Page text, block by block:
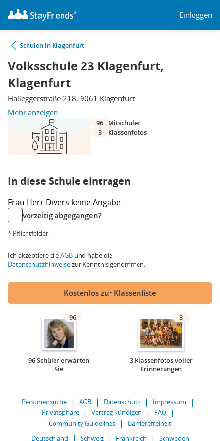
Einloggen
Schulen in Klagenfurt
Volksschule 23 Klagenfurt,
Klagenfurt
Halleggerstraße 218, 9061 Klagenfurt
Mehr anzeigen
96
Mitschüler
3
Klassenfotos
In diese Schule eintragen
Frau Herr Divers keine Angabe
vorzeitig abgegangen?
* Pflichtfelder
Ich akzeptiere dieAGB und habe die
Datenschutzhinweisezur Kenntnis genommen.
Kostenlos zur Klassenliste
96
96 Schüler erwarten
Sie
3
3 Klassenfotos voller
Erinnerungen
Personensuche AGB Datenschutz
Impressum
Privatsphäre
Vertrag kündigen
FAQ
Community Guidelines
Barrierefreiheit
Deutschland
Schweiz Frankreich Schweden